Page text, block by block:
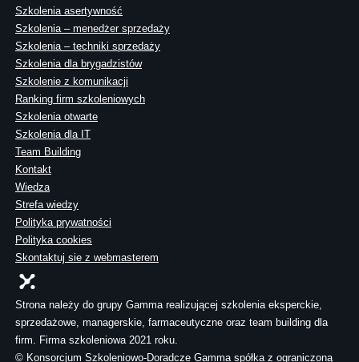
Szkolenia asertywność
Szkolenia – menedżer sprzedaży
Szkolenia – techniki sprzedaży
Szkolenia dla brygadzistów
Szkolenie z komunikacji
Ranking firm szkoleniowych
Szkolenia otwarte
Szkolenia dla IT
Team Building
Kontakt
Wiedza
Strefa wiedzy
Polityka prywatności
Polityka cookies
Skontaktuj sie z webmasterem
Strona należy do grupy Gamma realizującej szkolenia eksperckie,
sprzedażowe, managerskie, farmaceutyczne oraz team building dla
firm. Firma szkoleniowa 2021 roku.
© Konsorcjum Szkoleniowo-Doradcze Gamma spółka z ograniczoną